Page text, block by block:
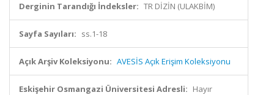
Derginin Tarandığı İndeksler: TR DİZİN (ULAKBİM)
Sayfa Sayıları: ss.1-18
Açık Arşiv Koleksiyonu: AVESİS Açık Erişim Koleksiyonu
Eskişehir Osmangazi Üniversitesi Adresli: Hayır